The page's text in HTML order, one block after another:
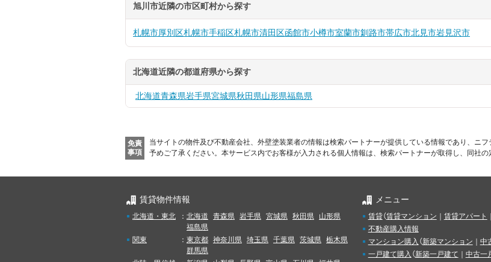
旭川市近隣の市区町村から探す
札幌市厚別区札幌市手稲区札幌市清田区函館市小樽市室蘭市釧路市帯広市北見市岩見沢市
北海道近隣の都道府県から探す
北海道青森県岩手県宮城県秋田県山形県福島県
免責
事項
当サイトの物件及び不動産会社、外壁塗装業者の情報は検索パートナーが提供している情報であり、ニ
予めご了承ください。 本サービス内でお客様が入力される個人情報は、検索パートナーが取得し、同社の
賃貸物件情報
北海道・東北 ： 北海道 青森県 岩手県 宮城県 秋田県
山形県
福島県
関東
： 東京都 神奈川県 埼玉県 千葉県 茨城県 栃木県
群馬県
メニュー
賃貸（賃貸マンション 賃貸アパート
不動産購入情報
マンション購入 （新築マンション 中
一戸建て購入 （新築一戸建て 中古一